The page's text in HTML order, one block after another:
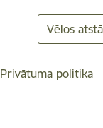
Vēlos
Privātuma politika